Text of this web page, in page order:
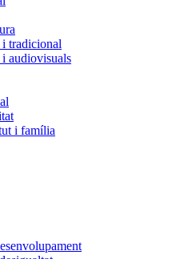
tradicional
i audiovisuals
i família